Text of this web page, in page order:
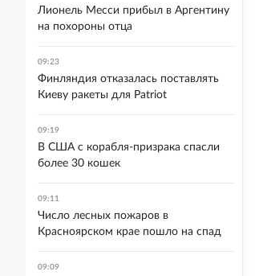
Лионель Месси прибыл в Аргентину
на похороны отца
09:23
Финляндия отказалась поставлять
Киеву ракеты для Patriot
09:19
В США с корабля-призрака спасли
более 30 кошек
09:11
Число лесных пожаров в
Красноярском крае пошло на спад
09:09